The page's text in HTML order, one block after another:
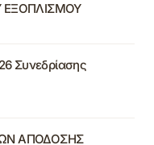
ΕΞΟΠΛΙΣΜΟΥ
Συνεδρίασης
ΑΠΟΔΟΣΗΣ